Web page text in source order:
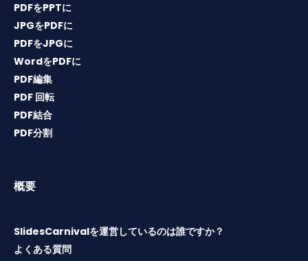
PDFをPPTに
JPGをPDFに
PDFをJPGに
WordをPDFに
PDF編集
PDF 回転
PDF結合
PDF分割
概要
SlidesCarnivalを運営しているのは誰ですか？
よくある質問